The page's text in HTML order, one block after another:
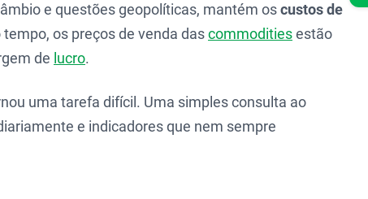
e questões geopolíticas, mantém oscustos de
os preços de venda dascommoditiesestão
de lucro.
uma tarefa difícil. Uma simples consulta ao
e indicadores que nem sempre